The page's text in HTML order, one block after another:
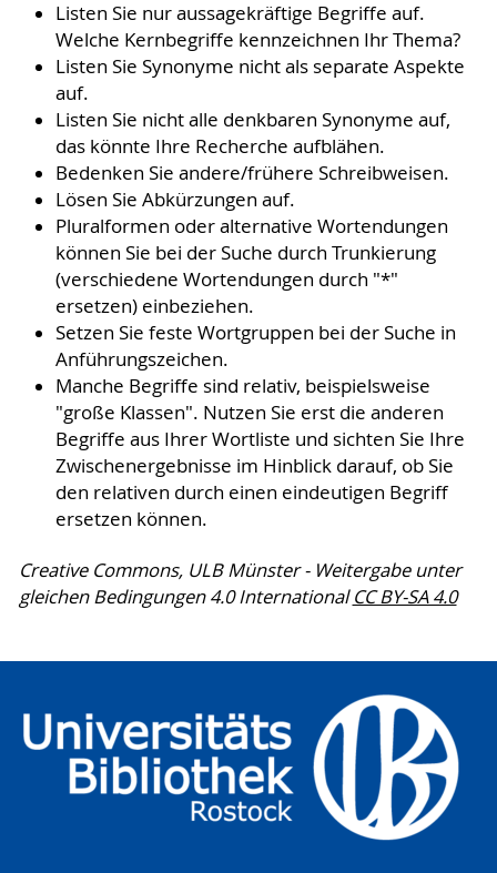
Listen Sie nur aussagekräftige Begriffe auf.
Welche Kernbegriffe kennzeichnen Ihr Thema?
Listen Sie Synonyme nicht als separate Aspekte
auf.
Listen Sie nicht alle denkbaren Synonyme auf,
das könnte Ihre Recherche aufblähen.
Bedenken Sie andere/frühere Schreibweisen.
Lösen Sie Abkürzungen auf.
Pluralformen oder alternative Wortendungen
können Sie bei der Suche durch Trunkierung
(verschiedene Wortendungen durch "*"
ersetzen) einbeziehen.
Setzen Sie feste Wortgruppen bei der Suche in
Anführungszeichen.
Manche Begriffe sind relativ, beispielsweise
"große Klassen". Nutzen Sie erst die anderen
Begriffe aus Ihrer Wortliste und sichten Sie Ihre
Zwischenergebnisse im Hinblick darauf, ob Sie
den relativen durch einen eindeutigen Begriff
ersetzen können.
Creative Commons, ULB Münster - Weitergabe unter
gleichen Bedingungen 4.0 InternationalCC BY-SA 4.0